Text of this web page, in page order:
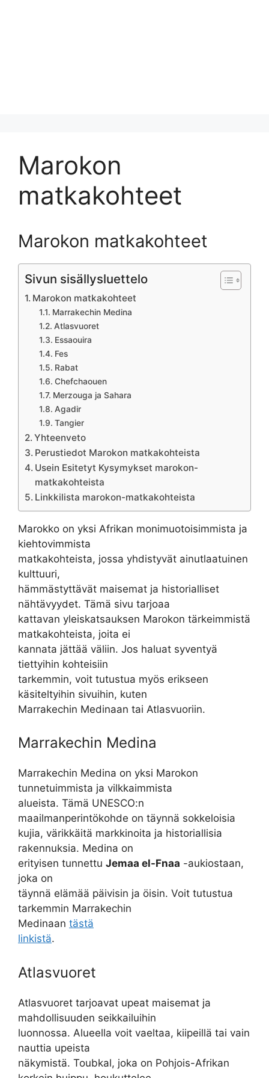
Marokon
matkakohteet
Marokon matkakohteet
Sivun sisällysluettelo
Marokon matkakohteet
Marrakechin Medina
Atlasvuoret
Essaouira
Fes
Rabat
Chefchaouen
Merzouga ja Sahara
Agadir
Tangier
Yhteenveto
Perustiedot Marokon matkakohteista
Usein Esitetyt Kysymykset marokon-
matkakohteista
Linkkilista marokon-matkakohteista
Marokko on yksi Afrikan monimuotoisimmista ja
kiehtovimmista
matkakohteista, jossa yhdistyvät ainutlaatuinen
kulttuuri,
hämmästyttävät maisemat ja historialliset
nähtävyydet. Tämä sivu tarjoaa
kattavan yleiskatsauksen Marokon tärkeimmistä
matkakohteista, joita ei
kannata jättää väliin. Jos haluat syventyä
tiettyihin kohteisiin
tarkemmin, voit tutustua myös erikseen
käsiteltyihin sivuihin, kuten
Marrakechin Medinaan tai Atlasvuoriin.
Marrakechin Medina
Marrakechin Medina on yksi Marokon
tunnetuimmista ja vilkkaimmista
alueista. Tämä UNESCO:n
maailmanperintökohde on täynnä sokkeloisia
kujia, värikkäitä markkinoita ja historiallisia
rakennuksia. Medina on
erityisen tunnettu Jemaa el-Fnaa -aukiostaan,
joka on
täynnä elämää päivisin ja öisin. Voit tutustua
tarkemmin Marrakechin
Medinaan tästä
linkistä.
Atlasvuoret
Atlasvuoret tarjoavat upeat maisemat ja
mahdollisuuden seikkailuihin
luonnossa. Alueella voit vaeltaa, kiipeillä tai vain
nauttia upeista
näkymistä. Toubkal, joka on Pohjois-Afrikan